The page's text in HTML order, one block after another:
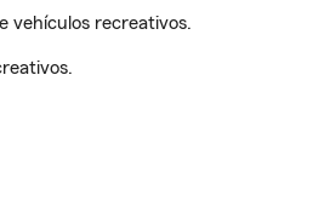
vehículos recreativos.